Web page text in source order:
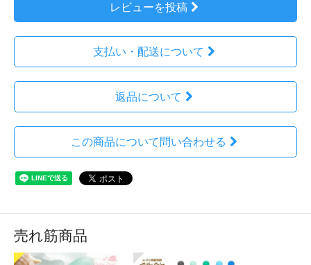
レビューを投稿
支払い・配送について
返品について
この商品について問い合わせる
売れ筋商品